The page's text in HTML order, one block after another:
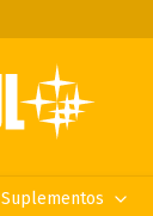
Suplementos